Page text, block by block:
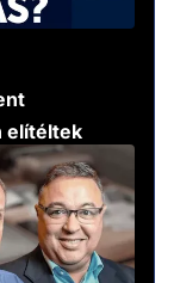
elítéltek